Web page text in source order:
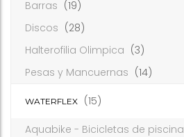
Barras (19)
Discos (28)
Halterofilia Olimpica (3)
Pesas y Mancuernas (14)
WATERFLEX (15)
Aquabike - Bicicletas de piscina